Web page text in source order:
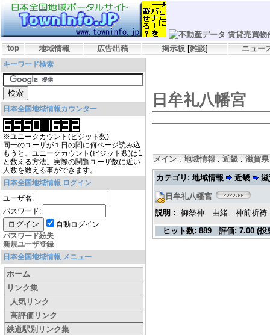
top 地域情報 広告出稿 掲示板 [雑談] ニュー
キーワード検索
日本全国地域情報カウンター
※ユニークカウント(ビジット数)
同一のユーザが１日の間に何ページ読み込
もうと、ユニークカウント(ビジット数)は1
と数える方法。実際の閲覧ユーザ数に近い
人数を数える事ができます。
日本全国地域情報 ログイン
ユーザ名:
パスワード:
自動ログイン
パスワード紛失
新規ユーザ登録
日本全国地域情報 メニュー
ホーム
リンク集
人気リンク
高評価リンク
鉄道駅別リンク集
日牟礼八幡宮
メイン : 地域情報 : 近畿 : 滋賀県
カテゴリ: 地域情報 近畿
日牟礼八幡宮
説明： 御祭神 由緒 神前祈祷
ヒット数: 889 評価: 7.00 (投